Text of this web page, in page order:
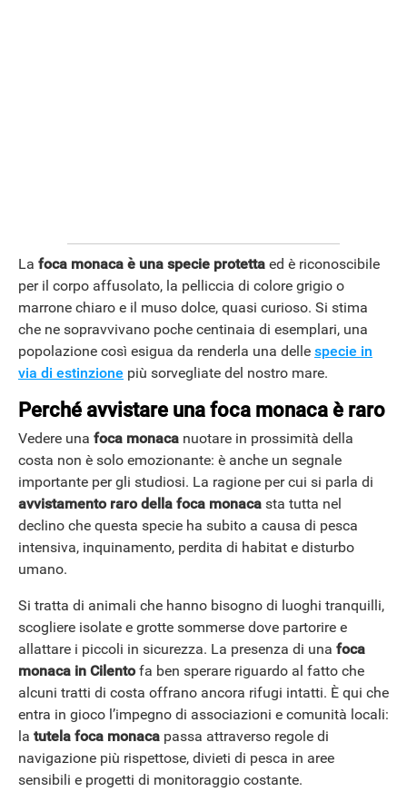
La foca monaca è una specie protetta ed è riconoscibile
per il corpo affusolato, la pelliccia di colore grigio o
marrone chiaro e il muso dolce, quasi curioso. Si stima
che ne sopravvivano poche centinaia di esemplari, una
popolazione così esigua da renderla una delle specie in
via di estinzione più sorvegliate del nostro mare.
Perché avvistare una foca monaca è raro
Vedere una foca monaca nuotare in prossimità della
costa non è solo emozionante: è anche un segnale
importante per gli studiosi. La ragione per cui si parla di
avvistamento raro della foca monaca sta tutta nel
declino che questa specie ha subito a causa di pesca
intensiva, inquinamento, perdita di habitat e disturbo
umano.
Si tratta di animali che hanno bisogno di luoghi tranquilli,
scogliere isolate e grotte sommerse dove partorire e
allattare i piccoli in sicurezza. La presenza di una foca
monaca in Cilentofa ben sperare riguardo al fatto che
alcuni tratti di costa offrano ancora rifugi intatti. È qui che
entra in gioco l’impegno di associazioni e comunità locali:
la tutela foca monaca passa attraverso regole di
navigazione più rispettose, divieti di pesca in aree
sensibili e progetti di monitoraggio costante.